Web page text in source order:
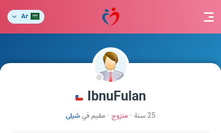
Ar
IbnuFulan
25 سنة متزوج مقيم فيشيلى